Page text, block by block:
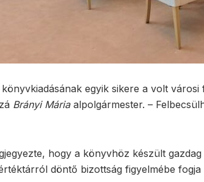
egyik sikere a volt
Brányi Máriaalpolgármester. –
hogy a könyvhöz készült
döntő bizottság figyelmébe fogja